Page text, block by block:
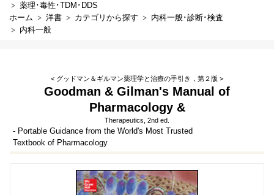
薬理･毒性･TDM･DDS
ホーム
洋書 カテゴリから探す
内科一般･診断･検査
内科一般
< グッドマン＆ギルマン薬理学と治療の手引き，第２版 >
Goodman & Gilman's Manual of
Pharmacology &
Therapeutics, 2nd ed.
- Portable Guidance from the World's Most Trusted
Textbook of Pharmacology